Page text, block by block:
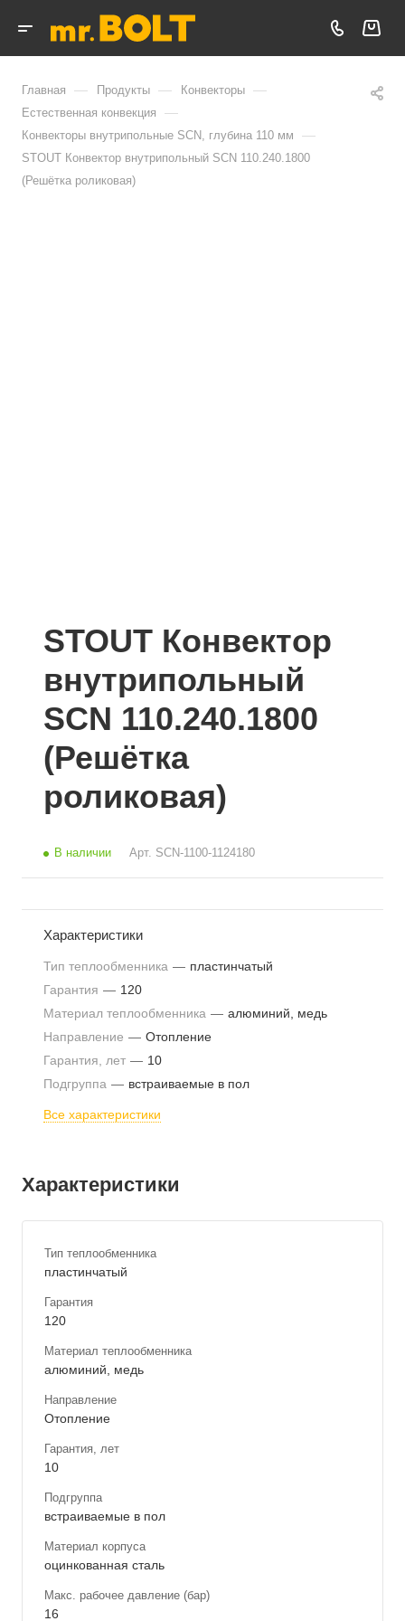
Главная — Продукты — Конвекторы —
Естественная конвекция —
Конвекторы внутрипольные SCN, глубина 110 мм —
STOUT Конвектор внутрипольный SCN 110.240.1800
(Решётка роликовая)
STOUT Конвектор
внутрипольный
SCN 110.240.1800
(Решётка
роликовая)
В наличии Арт. SCN-1100-1124180
Характеристики
Тип теплообменника — пластинчатый
Гарантия — 120
Материал теплообменника — алюминий, медь
Направление — Отопление
Гарантия, лет — 10
Подгруппа — встраиваемые в пол
Все характеристики
Характеристики
Тип теплообменника
пластинчатый
Гарантия
120
Материал теплообменника
алюминий, медь
Направление
Отопление
Гарантия, лет
10
Подгруппа
встраиваемые в пол
Материал корпуса
оцинкованная сталь
Макс. рабочее давление (бар)
16